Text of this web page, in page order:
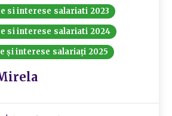
si interese salariati 2023
si interese salariati 2024
și interese salariați 2025